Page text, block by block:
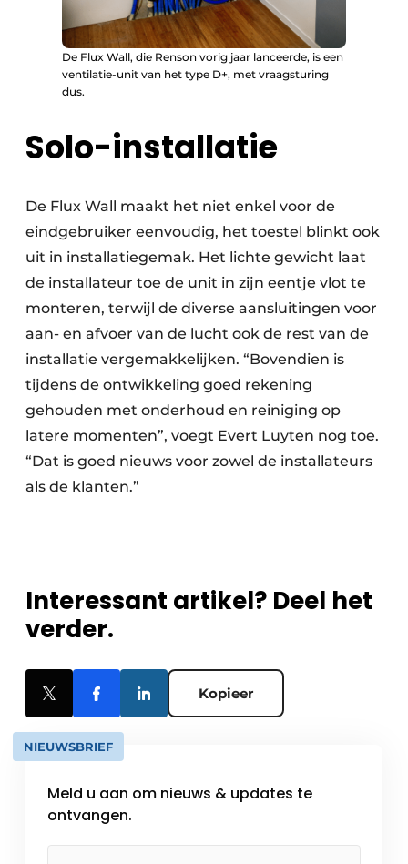
De Flux Wall, die Renson vorig jaar lanceerde, is een
ventilatie-unit van het type D+, met vraagsturing
dus.
Solo-installatie
De Flux Wall maakt het niet enkel voor de
eindgebruiker eenvoudig, het toestel blinkt ook
uit in installatiegemak. Het lichte gewicht laat
de installateur toe de unit in zijn eentje vlot te
monteren, terwijl de diverse aansluitingen voor
aan- en afvoer van de lucht ook de rest van de
installatie vergemakkelijken. “Bovendien is
tijdens de ontwikkeling goed rekening
gehouden met onderhoud en reiniging op
latere momenten”, voegt Evert Luyten nog toe.
“Dat is goed nieuws voor zowel de installateurs
als de klanten.”
Interessant artikel? Deel het
verder.
Kopieer
NIEUWSBRIEF
Meld u aan om nieuws & updates te
ontvangen.